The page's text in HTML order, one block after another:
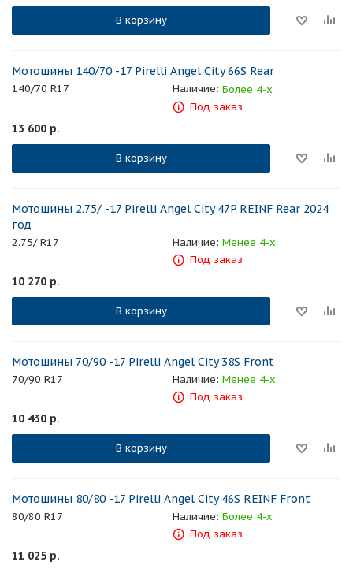
В корзину
Мотошины 140/70 -17 Pirelli Angel City 66S Rear
140/70 R17 Наличие: Более 4-х
Под заказ
13 600 р.
В корзину
Мотошины 2.75/ -17 Pirelli Angel City 47P REINF Rear 2024
год
2.75/ R17 Наличие: Менее 4-х
Под заказ
10 270 р.
В корзину
Мотошины 70/90 -17 Pirelli Angel City 38S Front
70/90 R17 Наличие: Менее 4-х
Под заказ
10 430 р.
В корзину
Мотошины 80/80 -17 Pirelli Angel City 46S REINF Front
80/80 R17 Наличие: Более 4-х
Под заказ
11 025 р.